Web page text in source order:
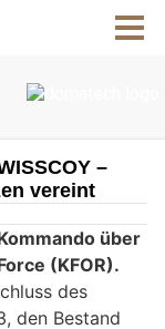
–
vereint
über
(KFOR).
des
den Bestand